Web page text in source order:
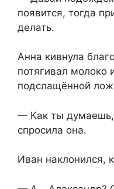
появится, тогда
делать.
Анна кивнула
потягивал молоко
подслащённой
— Как ты думаешь,
спросила она.
Иван наклонился,